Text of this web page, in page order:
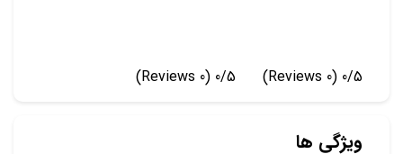
0/5
(0 Reviews)
0/5
(0 Reviews)
ویژگی ها